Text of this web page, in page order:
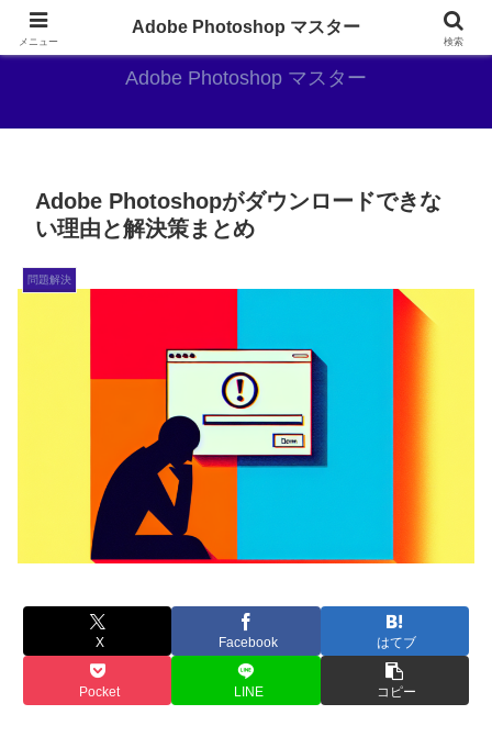
AdobePhotoshopがやっぱり最強
Adobe Photoshop マスター
Adobe Photoshopがダウンロードできな
い理由と解決策まとめ
問題解決
X Facebook はてブ
Pocket LINE コピー
メニュー
Adobe Photoshop マスター
検索